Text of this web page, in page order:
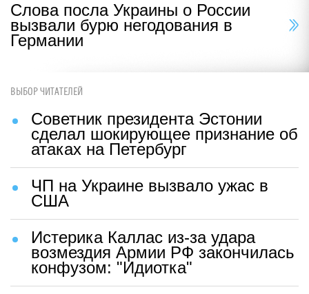
Слова посла Украины о России
вызвали бурю негодования в
Германии
ВЫБОР ЧИТАТЕЛЕЙ
Советник президента Эстонии
сделал шокирующее признание об
атаках на Петербург
ЧП на Украине вызвало ужас в
США
Истерика Каллас из-за удара
возмездия Армии РФ закончилась
конфузом: "Идиотка"